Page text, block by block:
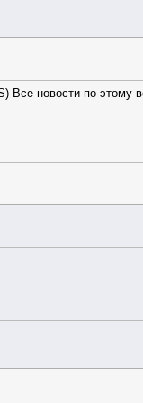
Все новости по этому